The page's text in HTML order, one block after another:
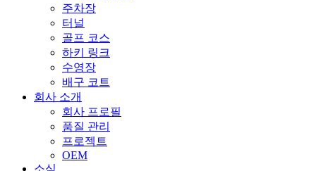
주차장
터널
골프 코스
하키 링크
수영장
배구 코트
회사 소개
회사 프로필
품질 관리
프로젝트
OEM
소식